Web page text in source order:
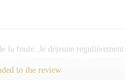
la foule. Je déjeune
to the review